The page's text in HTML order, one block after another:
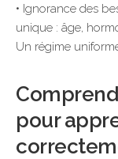
• Ignorance des
unique : âge,
Un régime
pour